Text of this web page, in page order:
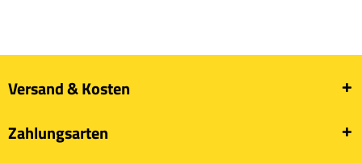
Versand & Kosten
Zahlungsarten